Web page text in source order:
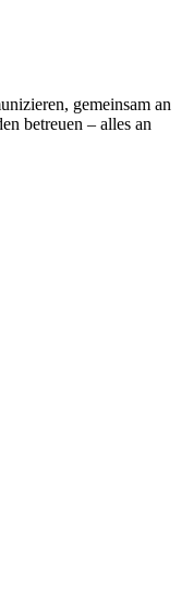
gemeinsam an
betreuen – alles an